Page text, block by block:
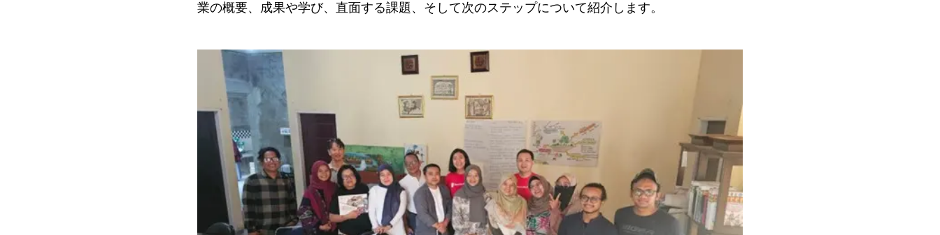
業の概要、成果や学び、直面する課題、そして次のステップについて紹介します。